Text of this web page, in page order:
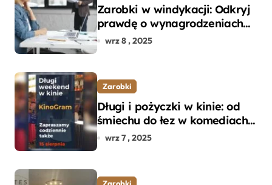
Zarobki w windykacji: Odkryj
prawdę o wynagrodzeniach
specjalistów w branży
wrz 8 , 2025
Zarobki
Długi i pożyczki w kinie: od
śmiechu do łez w komediach i
dramatach
wrz 7 , 2025